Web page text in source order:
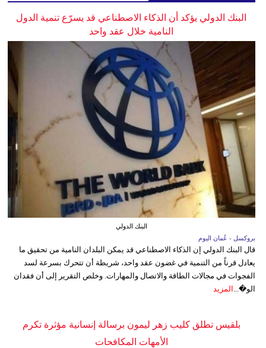
البنك الدولي يؤكد أن الذكاء الاصطناعي قد يسرّع تنمية الدول
النامية خلال عقد واحد
البنك الدولي
بروكسل - عُمان اليوم
قال البنك الدولي إن الذكاء الاصطناعي قد يمكن البلدان النامية من تحقيق ما
يعادل قرناً من التنمية في غضون عقد واحد، شريطة أن تتحرك بسرعة لسد
الفجوات في مجالات الطاقة والاتصال والمهارات. وخلص التقرير إلى أن فقدان
الو�... المزيد
بلقيس تطلق كليب زهر ليمون برسالة إنسانية مؤثرة تكرم
الأمهات المكافحات